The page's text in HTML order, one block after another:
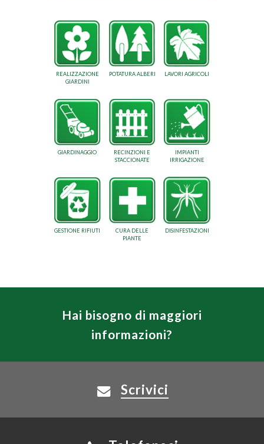
REALIZZAZIONE
GIARDINI
POTATURA ALBERI LAVORI AGRICOLI
GIARDINAGGIO
RECINZIONI E
STACCIONATE
IMPIANTI
IRRIGAZIONE
GESTIONE RIFIUTI
CURA DELLE
PIANTE
DISINFESTAZIONI
Hai bisogno di maggiori
informazioni?
Scrivici